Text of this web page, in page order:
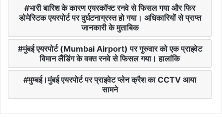
भारी बारिश के कारण एयरकॉफ्ट रनवे से फिसल गया और फिर
डोमेस्टिक एयरपोर्ट पर दुर्घटनाग्रस्त हो गया। अधिकारियों से प्राप्त
जानकारी के मुताबिक
मुंबई एयरपोर्ट (Mumbai Airport) पर गुरुवार को एक प्राइवेट
विमान लैंडिंग के वक्त रनवे से फिसल गया। हालांकि
मुम्बई।मुंबई एयरपोर्ट पर प्राइवेट प्लेन क्रैश का CCTV आया
सामने